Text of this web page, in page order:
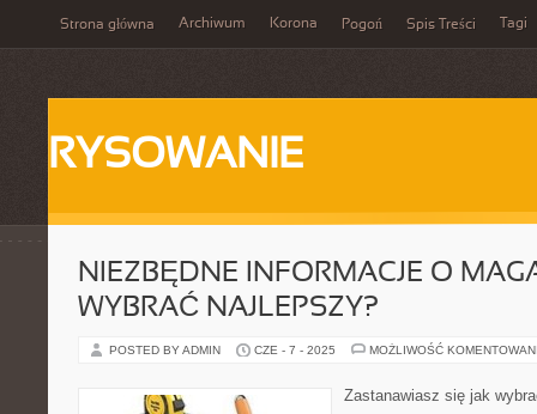
Strona główna Archiwum Korona Pogoń Spis Treści Tagi
RYSOWANIE
NIEZBĘDNE INFORMACJE O
WYBRAĆ NAJLEPSZY?
POSTED BY ADMIN CZE - 7 - 2025 MOŻLIWOŚĆ
Zastanawiasz się jak